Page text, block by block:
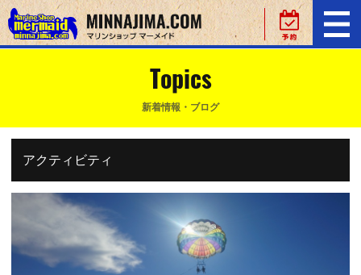
Topics
新着情報・ブログ
アクティビティ